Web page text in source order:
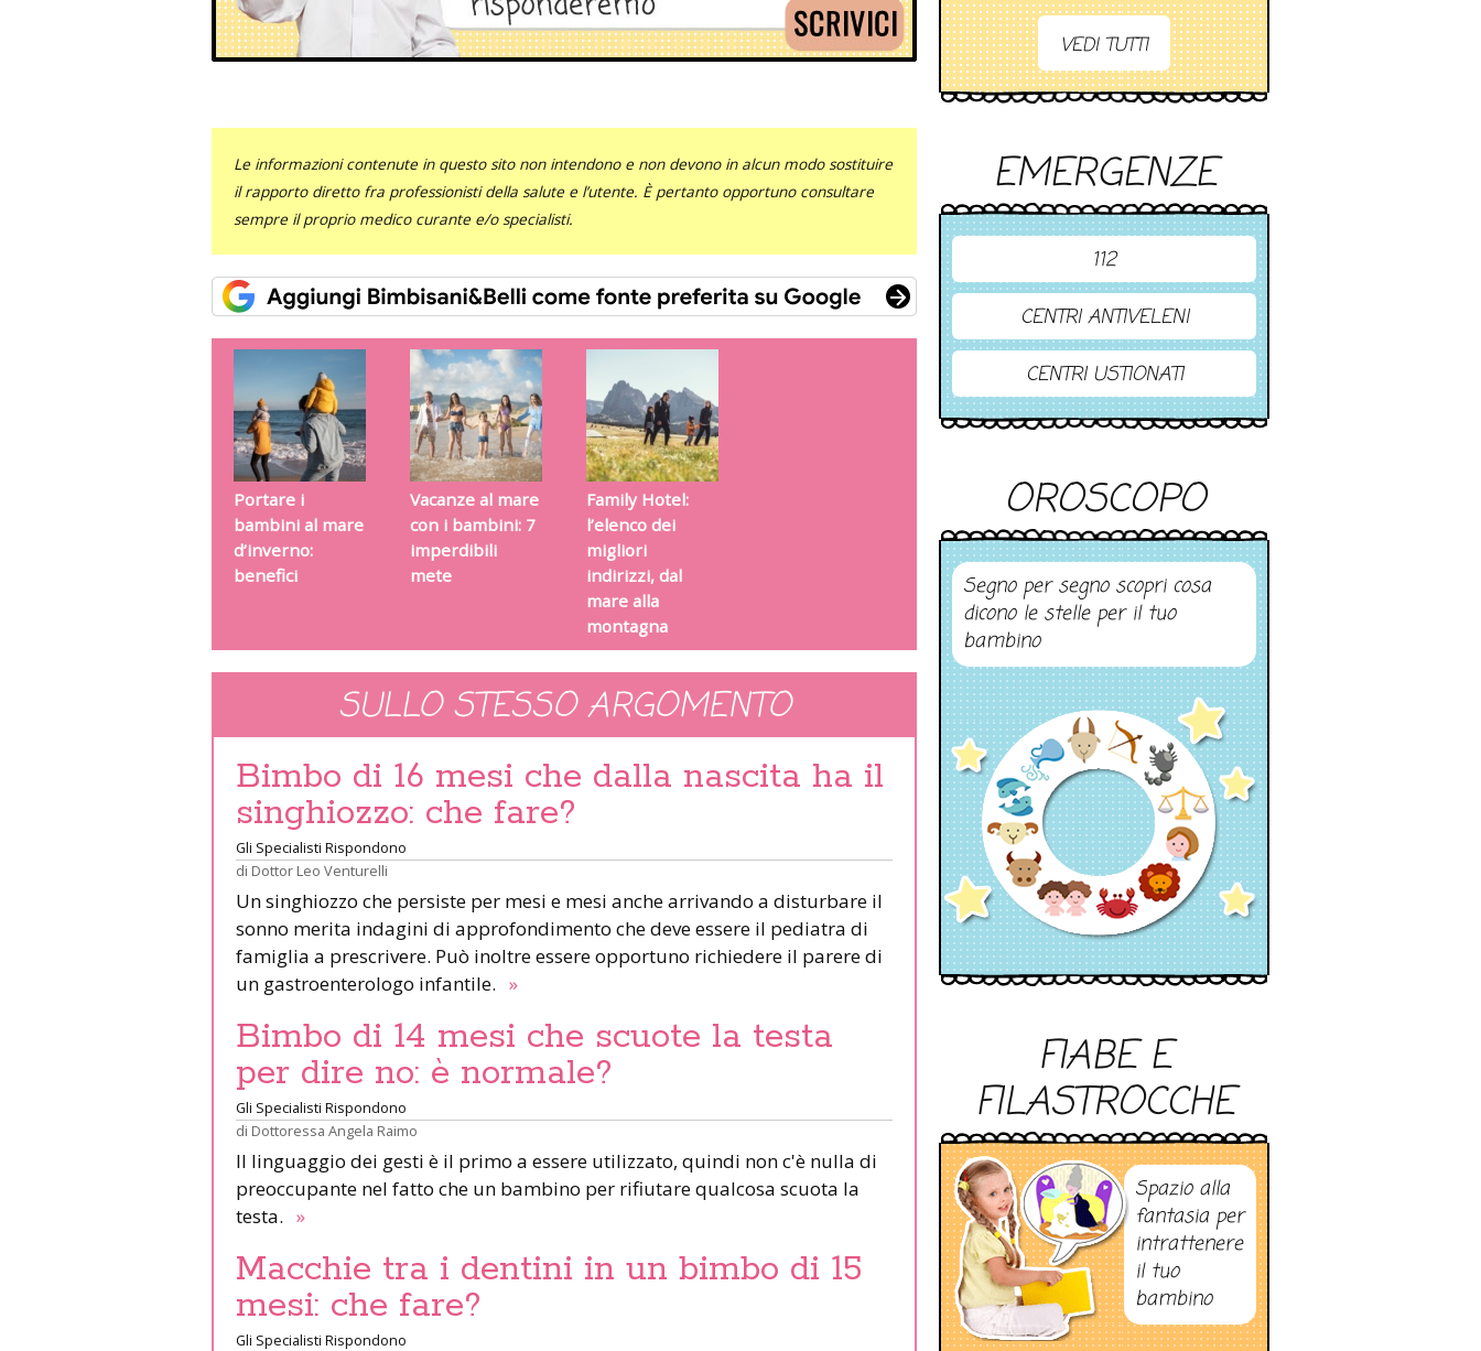
Le informazioni contenute in questo sito non intendono e non devono in alcun modo sostituire
il rapporto diretto fra professionisti della salute e l’utente. È pertanto opportuno consultare
sempre il proprio medico curante e/o specialisti.
Portare i
bambini al mare
d’inverno:
benefici
Vacanze al mare
con i bambini: 7
imperdibili
mete
Family Hotel:
l’elenco dei
migliori
indirizzi, dal
mare alla
montagna
SULLO STESSO ARGOMENTO
Bimbo di 16 mesi che dalla nascita ha il
singhiozzo: che fare?
Gli Specialisti Rispondono
di Dottor Leo Venturelli
Un singhiozzo che persiste per mesi e mesi anche arrivando a disturbare il
sonno merita indagini di approfondimento che deve essere il pediatra di
famiglia a prescrivere. Può inoltre essere opportuno richiedere il parere di
un gastroenterologo infantile. »
Bimbo di 14 mesi che scuote la testa
per dire no: è normale?
Gli Specialisti Rispondono
di Dottoressa Angela Raimo
Il linguaggio dei gesti è il primo a essere utilizzato, quindi non c'è nulla di
preoccupante nel fatto che un bambino per rifiutare qualcosa scuota la
testa. »
Macchie tra i dentini in un bimbo di 15
mesi: che fare?
Gli Specialisti Rispondono
VEDI TUTTI
EMERGENZE
112
CENTRI ANTIVELENI
CENTRI USTIONATI
OROSCOPO
Segno per segno scopri cosa
dicono le stelle per il tuo
bambino
FIABE E
FILASTROCCHE
Spazio alla
fantasia per
intrattenere
il tuo
bambino